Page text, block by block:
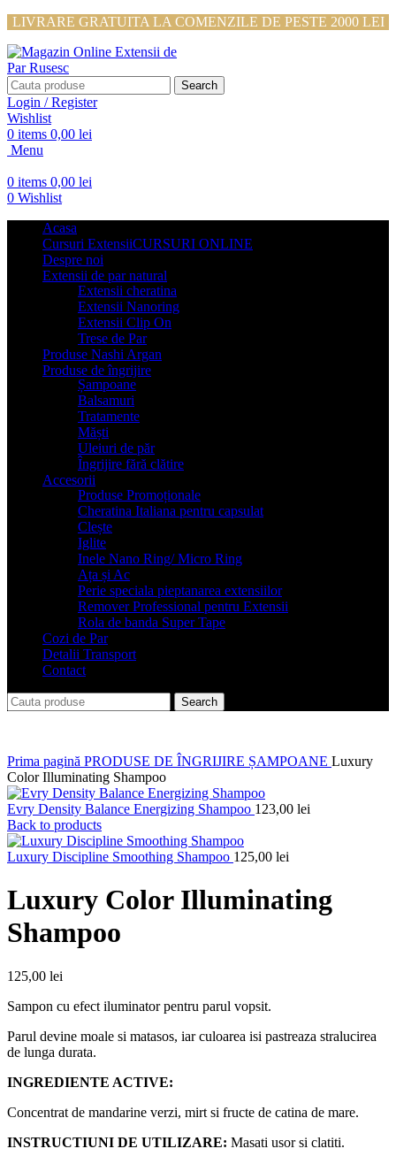
LIVRARE GRATUITA LA COMENZILE DE PESTE 2000 LEI
Search
Login / Register
Wishlist
0 items 0,00 lei
Menu
0 items 0,00 lei
0 Wishlist
Acasa
Cursuri ExtensiiCURSURI ONLINE
Despre noi
Extensii de par natural
Extensii cheratina
Extensii Nanoring
Extensii Clip On
Trese de Par
Produse Nashi Argan
Produse de îngrijire
Șampoane
Balsamuri
Tratamente
Măști
Uleiuri de păr
Îngrijire fără clătire
Accesorii
Produse Promoționale
Cheratina Italiana pentru capsulat
Clește
Iglite
Inele Nano Ring/ Micro Ring
Ața și Ac
Perie speciala pieptanarea extensiilor
Remover Professional pentru Extensii
Rola de banda Super Tape
Cozi de Par
Detalii Transport
Contact
Search
Prima pagină PRODUSE DE ÎNGRIJIRE ȘAMPOANE Luxury
Color Illuminating Shampoo
Evry Density Balance Energizing Shampoo 123,00 lei
Back to products
Luxury Discipline Smoothing Shampoo 125,00 lei
Luxury Color Illuminating
Shampoo
125,00 lei
Sampon cu efect iluminator pentru parul vopsit.
Parul devine moale si matasos, iar culoarea isi pastreaza stralucirea
de lunga durata.
INGREDIENTE ACTIVE:
Concentrat de mandarine verzi, mirt si fructe de catina de mare.
INSTRUCTIUNI DE UTILIZARE: Masati usor si clatiti.